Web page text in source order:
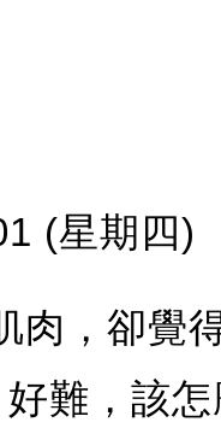
(星期四)
肉，卻覺
難，該